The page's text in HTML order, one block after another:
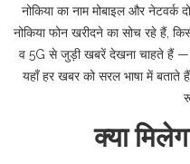
नोकिया का नाम मोबाइल और
नोकिया फोन खरीदने का सोच रहे हैं,
व 5G से जुड़ी खबरें देखना चाहते हैं
यहाँ हर खबर को सरल भाषा में
क्या